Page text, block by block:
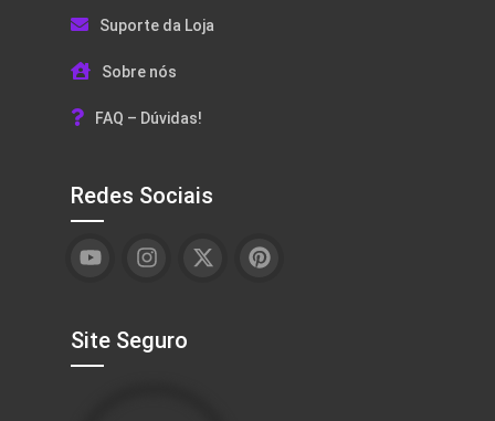
Suporte da Loja
Sobre nós
FAQ – Dúvidas!
Redes Sociais
Site Seguro